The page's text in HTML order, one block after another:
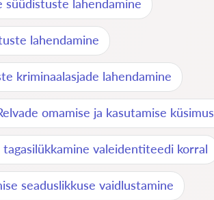
süüdistuste lahendamine
lahendamine
kriminaalasjade lahendamine
omamise ja kasutamise
tagasilükkamine valeidentiteedi korral
seaduslikkuse vaidlustamine